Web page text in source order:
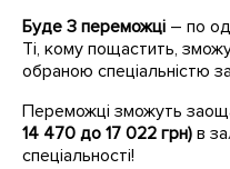
Буде 3 переможці – по
Ті, кому пощастить,
обраною спеціальністю
Переможці зможуть
14 470 до 17 022 грн) в
спеціальності!